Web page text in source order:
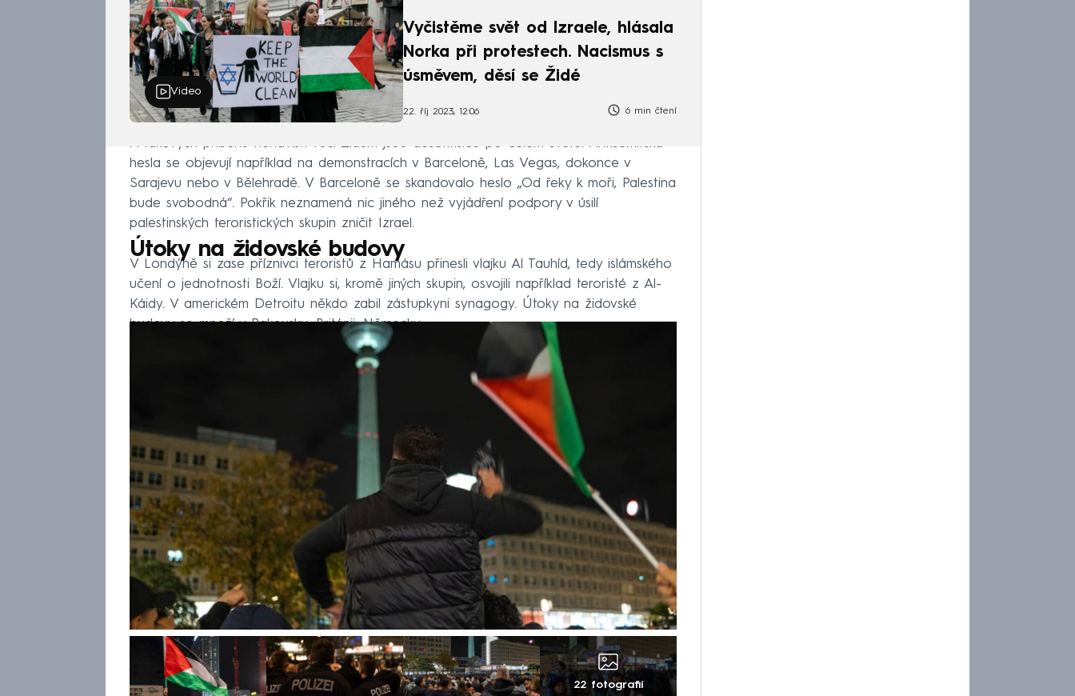
Video
Vyčistěme svět od Izraele, hlásala
Norka při protestech. Nacismus s
úsměvem, děsí se Židé
22. říj 2023, 12:06 6 min čtení
A takových příběhů nenávisti vůči Židům jsou desetitisíce po celém světě. Antisemitská
hesla se objevují například na demonstracích v Barceloně, Las Vegas, dokonce v
Sarajevu nebo v Bělehradě. V Barceloně se skandovalo heslo „Od řeky k moři, Palestina
bude svobodná“. Pokřik neznamená nic jiného než vyjádření podpory v úsilí
palestinských teroristických skupin zničit Izrael.
Útoky na židovské budovy
V Londýně si zase příznivci teroristů z Hamásu přinesli vlajku Al Tauhíd, tedy islámského
učení o jednotnosti Boží. Vlajku si, kromě jiných skupin, osvojili například teroristé z Al-
Káidy. V americkém Detroitu někdo zabil zástupkyni synagogy. Útoky na židovské
budovy se množí v Rakousku, Británii, Německu.
22 fotografií